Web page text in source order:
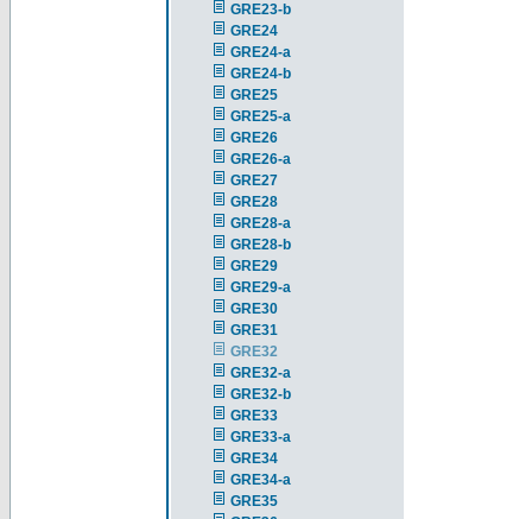
GRE23-b
GRE24
GRE24-a
GRE24-b
GRE25
GRE25-a
GRE26
GRE26-a
GRE27
GRE28
GRE28-a
GRE28-b
GRE29
GRE29-a
GRE30
GRE31
GRE32
GRE32-a
GRE32-b
GRE33
GRE33-a
GRE34
GRE34-a
GRE35